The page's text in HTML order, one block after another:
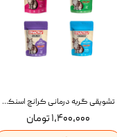
تشویقی گربه درمانی کرانچ اسنکی با طعم میکس Snacky Crunch Cat Treats وزن 60 گرم بسته 4 عددی
۱,۴۰۰,۰۰۰ تومان